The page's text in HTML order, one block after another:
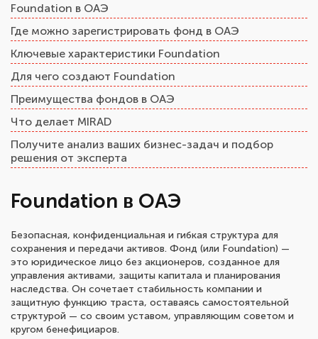
Foundation в ОАЭ
Безопасная, конфиденциальная и гибкая структура для
сохранения и передачи активов. Фонд (или Foundation) —
это юридическое лицо без акционеров, созданное для
управления активами, защиты капитала и планирования
наследства. Он сочетает стабильность компании и
защитную функцию траста, оставаясь самостоятельной
структурой — со своим уставом, управляющим советом и
кругом бенефициаров.
Foundation в ОАЭ
Где можно зарегистрировать фонд в ОАЭ
Ключевые характеристики Foundation
Для чего создают Foundation
Преимущества фондов в ОАЭ
Что делает MIRAD
Получите анализ ваших бизнес-задач и подбор
решения от эксперта